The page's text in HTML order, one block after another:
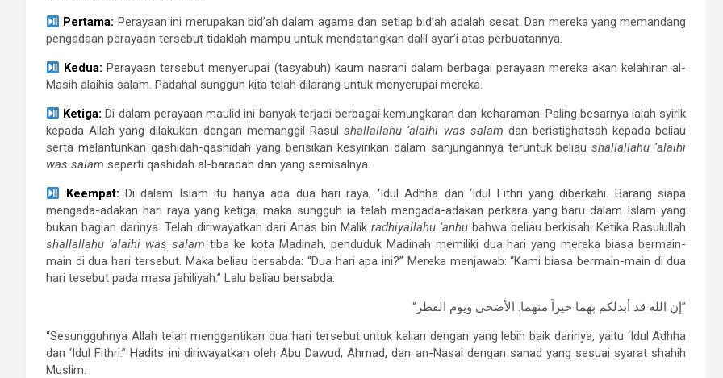
Pertama: Perayaan ini merupakan bid’ah dalam agama dan setiap bid’ah adalah sesat. Dan mereka yang memandang
pengadaan perayaan tersebut tidaklah mampu untuk mendatangkan dalil syar’i atas perbuatannya.
Kedua: Perayaan tersebut menyerupai (tasyabuh) kaum nasrani dalam berbagai perayaan mereka akan kelahiran al-
Masih alaihis salam. Padahal sungguh kita telah dilarang untuk menyerupai mereka.
Ketiga: Di dalam perayaan maulid ini banyak terjadi berbagai kemungkaran dan keharaman. Paling besarnya ialah syirik
kepada Allah yang dilakukan dengan memanggil Rasulshallallahu ‘alaihi was salam dan beristighatsah kepada beliau
serta melantunkan qashidah-qashidah yang berisikan kesyirikan dalam sanjungannya teruntuk beliaushallallahu ‘alaihi
was salam seperti qashidah al-baradah dan yang semisalnya.
Keempat: Di dalam Islam itu hanya ada dua hari raya, ‘Idul Adhha dan ‘Idul Fithri yang diberkahi. Barang siapa
mengada-adakan hari raya yang ketiga, maka sungguh ia telah mengada-adakan perkara yang baru dalam Islam yang
bukan bagian darinya. Telah diriwayatkan dari Anas bin Malikradhiyallahu ‘anhu bahwa beliau berkisah: Ketika Rasulullah
shallallahu ‘alaihi was salam tiba ke kota Madinah, penduduk Madinah memiliki dua hari yang mereka biasa bermain-
main di dua hari tersebut. Maka beliau bersabda: “Dua hari apa ini?” Mereka menjawab: “Kami biasa bermain-main di dua
hari tesebut pada masa jahiliyah.” Lalu beliau bersabda:
“إن الله قد أبدلكم بهما خيراً منهما. الأضحى ويوم الفطر”
“Sesungguhnya Allah telah menggantikan dua hari tersebut untuk kalian dengan yang lebih baik darinya, yaitu ‘Idul Adhha
dan ‘Idul Fithri.” Hadits ini diriwayatkan oleh Abu Dawud, Ahmad, dan an-Nasai dengan sanad yang sesuai syarat shahih
Muslim.